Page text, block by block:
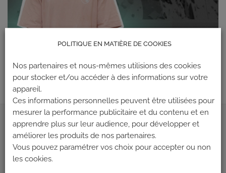
Suivant→
ADRESSE
Climb Up (Siège social)
POLITIQUE EN MATIÈRE DE COOKIES
Nos partenaires et nous-mêmes utilisions des cookies
pour stocker et/ou accéder à des informations sur votre
appareil.
Ces informations personnelles peuvent être utilisées pour
mesurer la performance publicitaire et du contenu et en
apprendre plus sur leur audience, pour développer et
améliorer les produits de nos partenaires.
Vous pouvez paramétrer vos choix pour accepter ou non
les cookies.